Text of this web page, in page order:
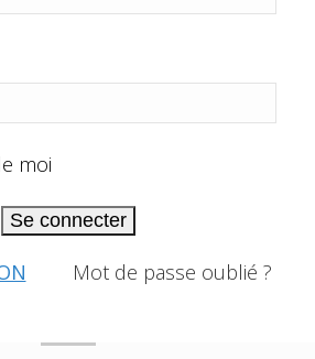
moi
Se connecter
Mot de passe oublié ?